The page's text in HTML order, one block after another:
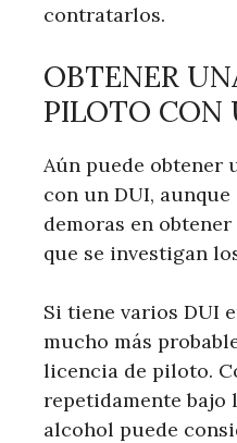
contratarlos.
OBTENER
PILOTO CON
Aún puede obtener
con un DUI,
demoras en
que se investigan
Si tiene varios DUI
mucho más
licencia de piloto.
repetidamente bajo
alcohol puede